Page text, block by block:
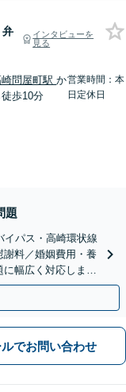
弁
インタビューを
見る
崎問屋町駅か
徒歩10分
営業時間：本
日定休日
題
イパス・高崎環状線
謝料／婚姻費用・養
幅広く対応しま
対応可】
ルでお問い合わせ